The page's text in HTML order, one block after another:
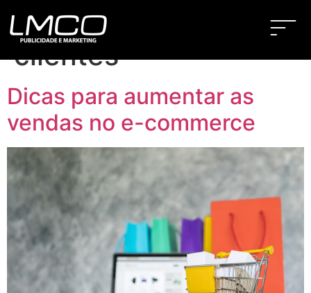
Tag:fidelização de
clientes
Dicas para aumentar as
vendas no e-commerce